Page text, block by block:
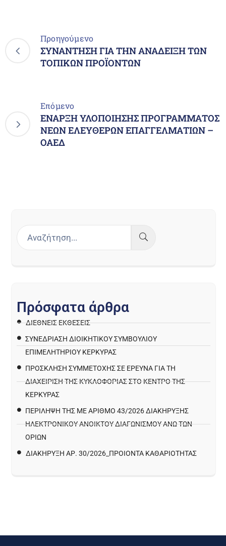
Προηγούμενο
ΣΥΝΑΝΤΗΣΗ ΓΙΑ ΤΗΝ ΑΝΑΔΕΙΞΗ ΤΩΝ
ΤΟΠΙΚΩΝ ΠΡΟΪΟΝΤΩΝ
Επόμενο
ΕΝΑΡΞΗ ΥΛΟΠΟΙΗΣΗΣ ΠΡΟΓΡΑΜΜΑΤΟΣ
ΝΕΩΝ ΕΛΕΥΘΕΡΩΝ ΕΠΑΓΓΕΛΜΑΤΙΩΝ –
ΟΑΕΔ
Πρόσφατα άρθρα
ΔΙΕΘΝΕΙΣ ΕΚΘΕΣΕΙΣ
ΣΥΝΕΔΡΙΑΣΗ ΔΙΟΙΚΗΤΙΚΟΥ ΣΥΜΒΟΥΛΙΟΥ
ΕΠΙΜΕΛΗΤΗΡΙΟΥ ΚΕΡΚΥΡΑΣ
ΠΡΌΣΚΛΗΣΗ ΣΥΜΜΕΤΟΧΉΣ ΣΕ ΈΡΕΥΝΑ ΓΙΑ ΤΗ
ΔΙΑΧΕΊΡΙΣΗ ΤΗΣ ΚΥΚΛΟΦΟΡΊΑΣ ΣΤΟ ΚΈΝΤΡΟ ΤΗΣ
ΚΈΡΚΥΡΑΣ
ΠΕΡΙΛΗΨΗ ΤΗΣ ΜΕ ΑΡΙΘΜΟ 43/2026 ΔΙΑΚΗΡΥΞΗΣ
ΗΛΕΚΤΡΟΝΙΚΟΥ ΑΝΟΙΚΤΟΥ ΔΙΑΓΩΝΙΣΜΟΥ ΑΝΩ ΤΩΝ
ΟΡΙΩΝ
ΔΙΑΚΉΡΥΞΗ ΑΡ. 30/2026_ΠΡΟΙΌΝΤΑ ΚΑΘΑΡΙΌΤΗΤΑΣ